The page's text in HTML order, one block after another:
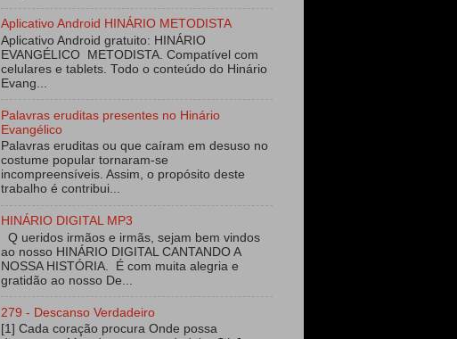
Aplicativo Android HINÁRIO METODISTA
Aplicativo Android gratuito: HINÁRIO
EVANGÉLICO METODISTA. Compatível com
celulares e tablets. Todo o conteúdo do Hinário
Evang...
Palavras eruditas presentes no Hinário
Evangélico
Palavras eruditas ou que caíram em desuso no
costume popular tornaram-se
incompreensíveis. Assim, o propósito deste
trabalho é contribui...
HINÁRIO DIGITAL MP3
Q ueridos irmãos e irmãs, sejam bem vindos
ao nosso HINÁRIO DIGITAL CANTANDO A
NOSSA HISTÓRIA. É com muita alegria e
gratidão ao nosso De...
279 - Descanso Verdadeiro
[1] Cada coração procura Onde possa